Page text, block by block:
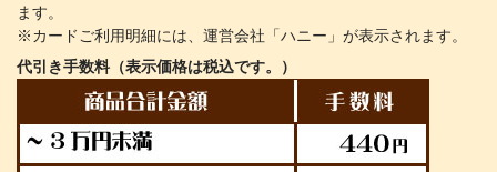
ます。
※カードご利用明細には、運営会社「ハニー」が表示されます。
代引き手数料（表示価格は税込です。）